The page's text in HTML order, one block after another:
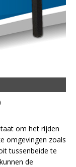
om het rijden
omgevingen zoals
tussenbeide te
de